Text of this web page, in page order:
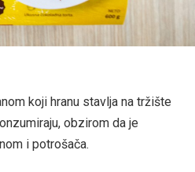
koji hranu stavlja na tržište
obzirom da je
i potrošača.